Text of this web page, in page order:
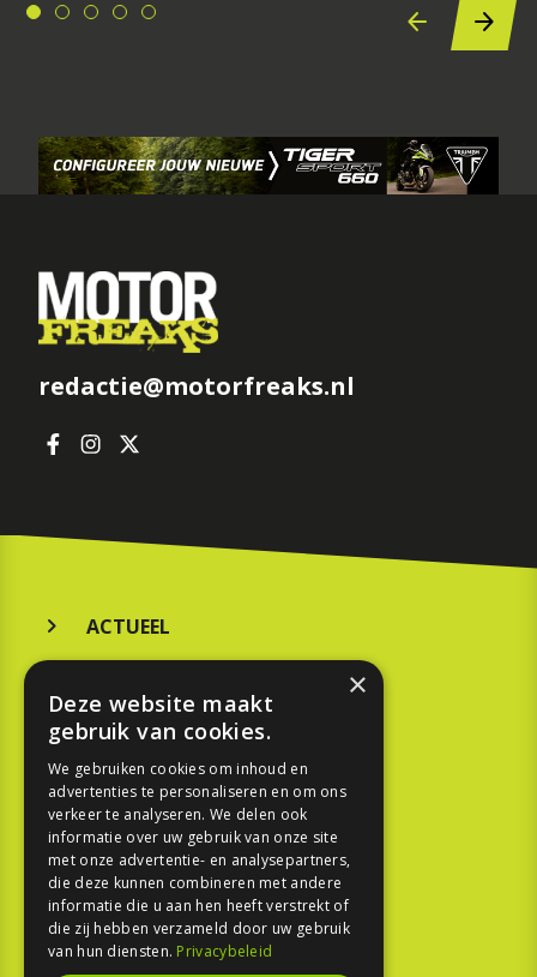
redactie@motorfreaks.nl
ACTUEEL
KOOPGIDS
TESTEN
SPORT
REPORTAGE
TOUREN
×
Deze website maakt
gebruik van cookies.
We gebruiken cookies om inhoud en
advertenties te personaliseren en om ons
verkeer te analyseren. We delen ook
informatie over uw gebruik van onze site
met onze advertentie- en analysepartners,
die deze kunnen combineren met andere
informatie die u aan hen heeft verstrekt of
die zij hebben verzameld door uw gebruik
van hun diensten. Privacybeleid